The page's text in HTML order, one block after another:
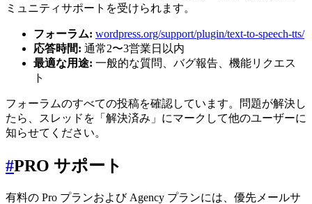
ミュニティサポートを受けられます。
フォーラム: wordpress.org/support/plugin/text-to-speech-tts/
応答時間: 通常2〜3営業日以内
最適な用途: 一般的な質問、バグ報告、機能リクエス
ト
フォーラムのすべての投稿を確認しています。問題が解決し
たら、スレッドを「解決済み」にマークして他のユーザーに
知らせてください。
#PRO サポート
有料の Pro プランおよび Agency プランには、優先メールサ